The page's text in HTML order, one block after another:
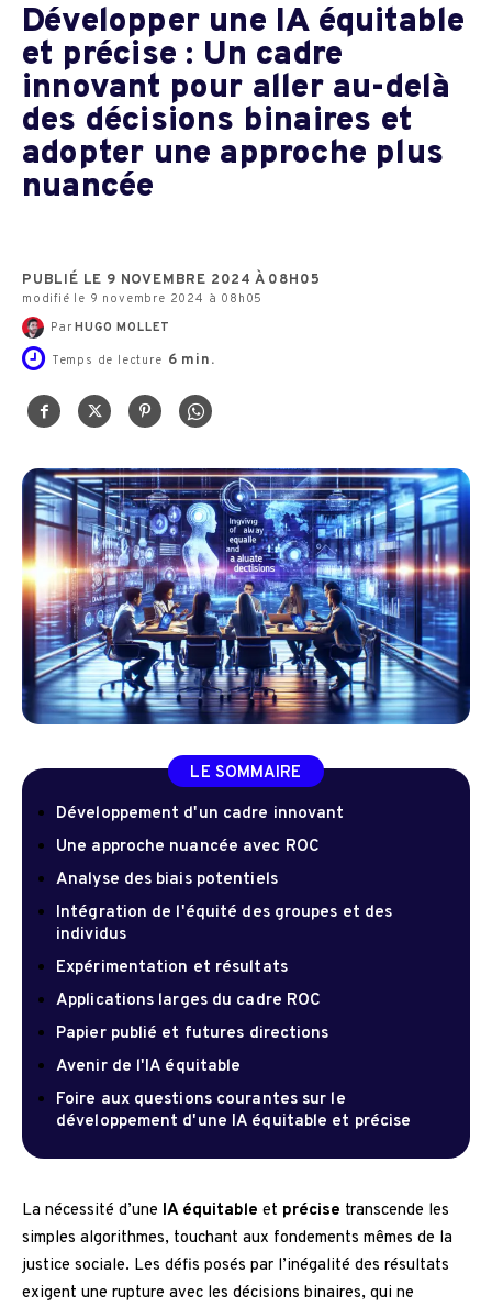
Développer une IA équitable
et précise : Un cadre
innovant pour aller au-delà
des décisions binaires et
adopter une approche plus
nuancée
PUBLIÉ LE 9 NOVEMBRE 2024 À 08H05
modifié le 9 novembre 2024 à 08h05
Par HUGO MOLLET
Temps de lecture 6 min.
LE SOMMAIRE
Développement d'un cadre innovant
Une approche nuancée avec ROC
Analyse des biais potentiels
Intégration de l'équité des groupes et des
individus
Expérimentation et résultats
Applications larges du cadre ROC
Papier publié et futures directions
Avenir de l'IA équitable
Foire aux questions courantes sur le
développement d'une IA équitable et précise
La nécessité d’une IA équitable et précise transcende les
simples algorithmes, touchant aux fondements mêmes de la
justice sociale. Les défis posés par l’inégalité des résultats
exigent une rupture avec les décisions binaires, qui ne